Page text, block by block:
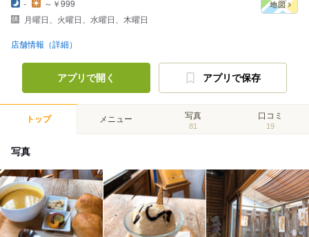
-
～￥999
月曜日、火曜日、水曜日、木曜日
店舗情報（詳細）
アプリで開く アプリで保存
トップ メニュー 写真
81
口コミ
19
写真